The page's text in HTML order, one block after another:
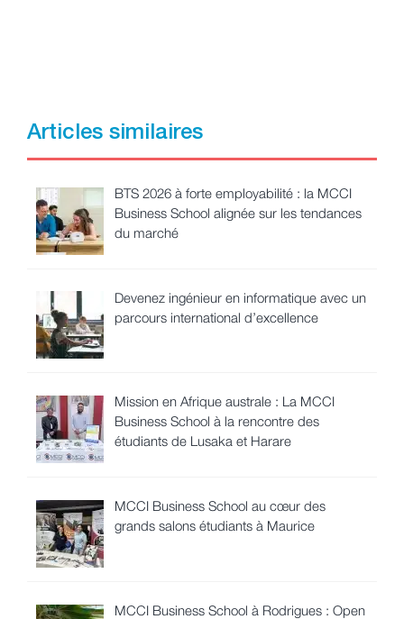
Articles similaires
BTS 2026 à forte employabilité : la MCCI
Business School alignée sur les tendances
du marché
Devenez ingénieur en informatique avec un
parcours international d’excellence
Mission en Afrique australe : La MCCI
Business School à la rencontre des
étudiants de Lusaka et Harare
MCCI Business School au cœur des
grands salons étudiants à Maurice
MCCI Business School à Rodrigues : Open